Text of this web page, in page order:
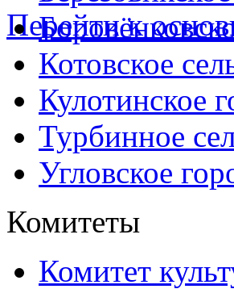
Перейти к
Котовское
Кулотинское
Турбинное
Угловское
Комитеты
Комитет